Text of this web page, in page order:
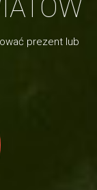
prezent lub